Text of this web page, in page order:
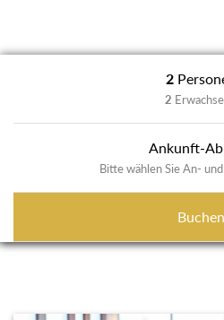
2
2
Ankunft-
Bitte wählen Sie An-
Buchen